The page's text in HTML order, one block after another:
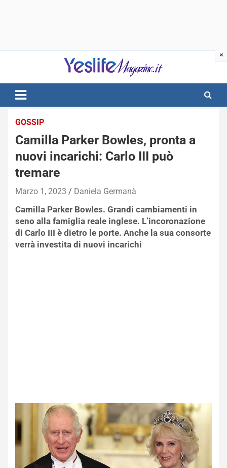
notizie di intrattenimento
GOSSIP
Camilla Parker Bowles, pronta a
nuovi incarichi: Carlo III può
tremare
Marzo 1, 2023 Daniela Germanà
Camilla Parker Bowles. Grandi cambiamenti in
seno alla famiglia reale inglese. L’incoronazione
di Carlo III è dietro le porte. Anche la sua consorte
verrà investita di nuovi incarichi